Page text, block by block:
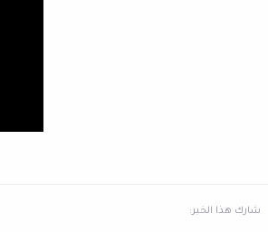
شارك هذا الخبر: